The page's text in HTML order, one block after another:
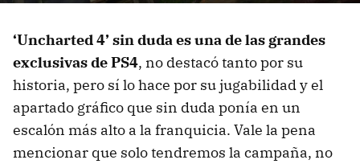
‘Uncharted 4’ sin duda es una de las grandes
exclusivas de PS4, no destacó tanto por su
historia, pero sí lo hace por su jugabilidad y el
apartado gráfico que sin duda ponía en un
escalón más alto a la franquicia. Vale la pena
mencionar que solo tendremos la campaña, no